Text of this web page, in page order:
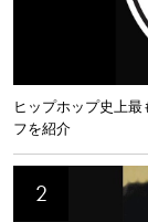
ヒップホップ史上
フを紹介